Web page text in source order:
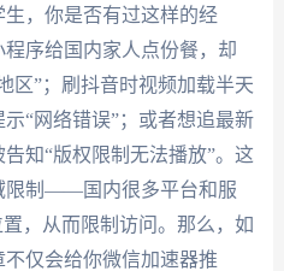
，你是否有过这样的经
序给国内家人点份餐，却
区”；刷抖音时视频加载半天
“网络错误”；或者想追最新
知“版权限制无法播放”。这
限制——国内很多平台和服
，从而限制访问。那么，如
仅会给你微信加速器推